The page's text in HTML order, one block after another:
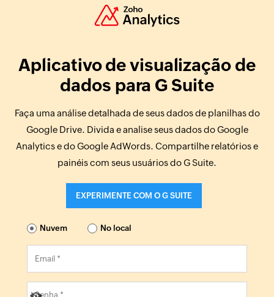
Aplicativo de visualização de
dados para G Suite
Faça uma análise detalhada de seus dados de planilhas do
Google Drive. Divida e analise seus dados do Google
Analytics e do Google AdWords. Compartilhe relatórios e
painéis com seus usuários do G Suite.
EXPERIMENTE COM O G SUITE
Nuvem No local